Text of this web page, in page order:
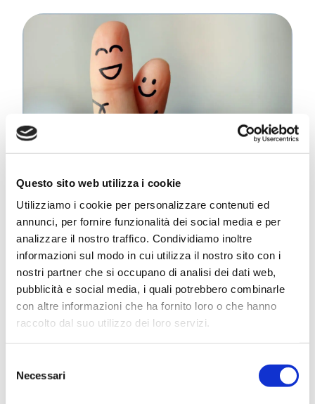
Questo sito web utilizza i cookie
Utilizziamo i cookie per personalizzare contenuti ed
annunci, per fornire funzionalità dei social media e per
analizzare il nostro traffico. Condividiamo inoltre
informazioni sul modo in cui utilizza il nostro sito con i
nostri partner che si occupano di analisi dei dati web,
pubblicità e social media, i quali potrebbero combinarle
con altre informazioni che ha fornito loro o che hanno
raccolto dal suo utilizzo dei loro servizi.
delNecessari
Giornata Mondiale degli Abbracci:
il valore della relazione nello
sviluppo emotivo
19 Gennaio 2026
Il 21 gennaio si celebra la Giornata
Mondiale degli Abbracci, una ricorrenza
che ci invita a riflettere sull’importanza del
contatto...